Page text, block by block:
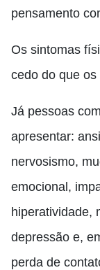
pensamento
Os sintomas
cedo do que
Já pessoas
apresentar:
nervosismo,
emocional,
hiperatividade,
depressão e,
perda de